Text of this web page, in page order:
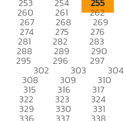
253 254
260 261 262
267 268 269
274 275 276
281 282 283
288 289 290
295 296 297
302 303 304
308 309 310
315 316 317
322 323 324
329 330 331
336 337 338